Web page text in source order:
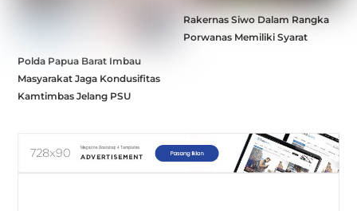
Polda Papua Barat Imbau
Masyarakat Jaga Kondusifitas
Kamtimbas Jelang PSU
Rakernas Siwo Dalam Rangka
Porwanas Memiliki Syarat